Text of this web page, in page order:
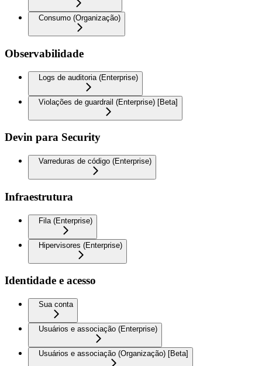
Consumo (Organização)
Observabilidade
Logs de auditoria (Enterprise)
Violações de guardrail (Enterprise) [Beta]
Devin para Security
Varreduras de código (Enterprise)
Infraestrutura
Fila (Enterprise)
Hipervisores (Enterprise)
Identidade e acesso
Sua conta
Usuários e associação (Enterprise)
Usuários e associação (Organização) [Beta]